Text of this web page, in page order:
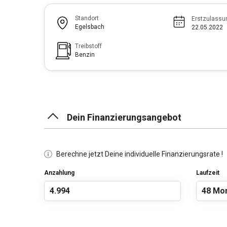
Standort
Egelsbach
22.05.2022
Treibstoff
Benzin
Dein Finanzierungsangebot
Berechne jetzt Deine individuelle Finanzierungsrate !
Anzahlung Laufzeit